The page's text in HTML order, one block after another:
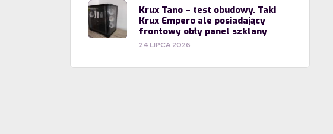
Krux Tano – test obudowy. Taki
Krux Empero ale posiadający
frontowy obły panel szklany
24 LIPCA 2026